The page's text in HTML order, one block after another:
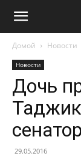
Домой Новости
Новости
Дочь
29.05.2016